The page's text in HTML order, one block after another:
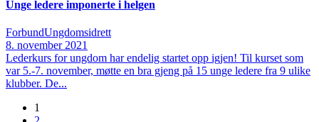
Unge ledere imponerte i helgen
ForbundUngdomsidrett
8. november 2021
Lederkurs for ungdom har endelig startet opp igjen! Til kurset som
var 5.-7. november, møtte en bra gjeng på 15 unge ledere fra 9 ulike
klubber. De...
1